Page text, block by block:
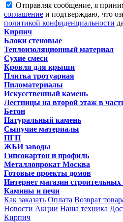
Отправляя сообщение, я
соглашение и подтверждаю, что
политикой конфиденциальности
Кирпич
Блоки стеновые
Теплоизоляционный материал
Сухие смеси
Кровля для крыши
Плитка тротуарная
Пиломатериалы
Искусственный камень
Лестницы на второй этаж в
Бетон
Натуральный камень
Сыпучие материалы
ПГП
ЖБИ заводы
Гипсокартон и профиль
Металлопрокат Москва
Готовые проекты домов
Интернет магазин
Камины и печи
Как заказать Оплата Возврат
Новости Акции Наша техника
Кирпич